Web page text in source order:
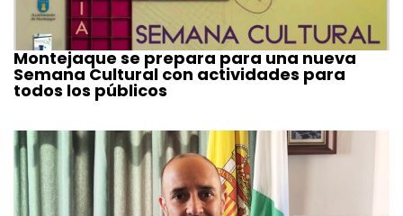
Montejaque se prepara para una nueva
Semana Cultural con actividades para
todos los públicos